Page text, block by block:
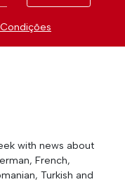
with news about
French,
Turkish and